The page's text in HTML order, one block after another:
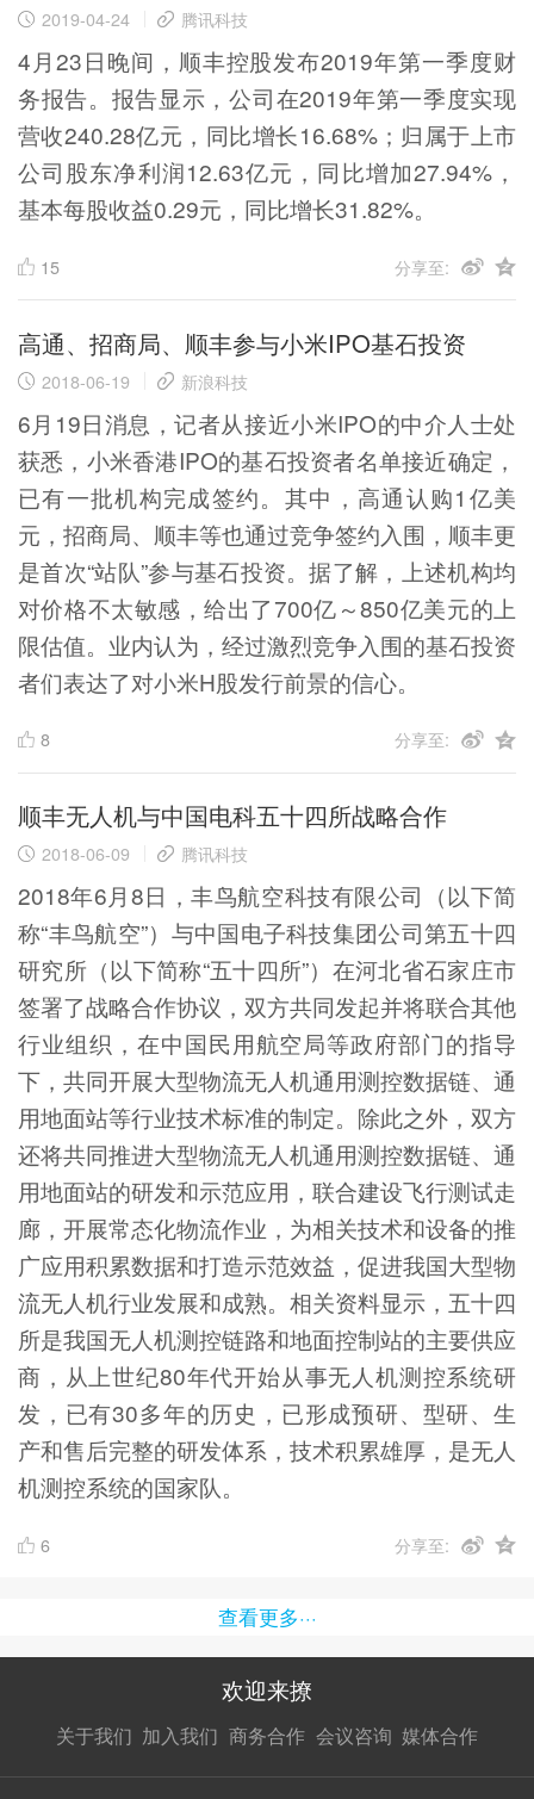
2019-04-24 腾讯科技
4月23日晚间，顺丰控股发布2019年第一季度财
务报告。报告显示，公司在2019年第一季度实现
营收240.28亿元，同比增长16.68%；归属于上市
公司股东净利润12.63亿元，同比增加27.94%，
基本每股收益0.29元，同比增长31.82%。
15 分享至:
高通、招商局、顺丰参与小米IPO基石投资
2018-06-19 新浪科技
6月19日消息，记者从接近小米IPO的中介人士处
获悉，小米香港IPO的基石投资者名单接近确定，
已有一批机构完成签约。其中，高通认购1亿美
元，招商局、顺丰等也通过竞争签约入围，顺丰更
是首次“站队”参与基石投资。据了解，上述机构均
对价格不太敏感，给出了700亿～850亿美元的上
限估值。业内认为，经过激烈竞争入围的基石投资
者们表达了对小米H股发行前景的信心。
8 分享至:
顺丰无人机与中国电科五十四所战略合作
2018-06-09 腾讯科技
2018年6月8日，丰鸟航空科技有限公司（以下简
称“丰鸟航空”）与中国电子科技集团公司第五十四
研究所（以下简称“五十四所”）在河北省石家庄市
签署了战略合作协议，双方共同发起并将联合其他
行业组织，在中国民用航空局等政府部门的指导
下，共同开展大型物流无人机通用测控数据链、通
用地面站等行业技术标准的制定。除此之外，双方
还将共同推进大型物流无人机通用测控数据链、通
用地面站的研发和示范应用，联合建设飞行测试走
廊，开展常态化物流作业，为相关技术和设备的推
广应用积累数据和打造示范效益，促进我国大型物
流无人机行业发展和成熟。相关资料显示，五十四
所是我国无人机测控链路和地面控制站的主要供应
商，从上世纪80年代开始从事无人机测控系统研
发，已有30多年的历史，已形成预研、型研、生
产和售后完整的研发体系，技术积累雄厚，是无人
机测控系统的国家队。
6 分享至:
查看更多···
欢迎来撩
关于我们 加入我们
接扔简历
商务合作
接开聊
会议咨询 媒体合作
接开聊